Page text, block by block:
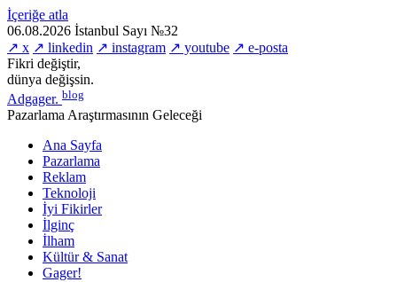
İçeriğe atla
06.08.2026 İstanbul Sayı №32
↗ x ↗ linkedin ↗ instagram ↗ youtube ↗ e-posta
Fikri değiştir,
dünya değişsin.
Adgager. blog
Pazarlama Araştırmasının Geleceği
Ana Sayfa
Pazarlama
Reklam
Teknoloji
İyi Fikirler
İlginç
İlham
Kültür & Sanat
Gager!